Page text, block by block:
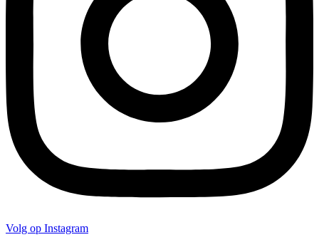
Volg op Instagram